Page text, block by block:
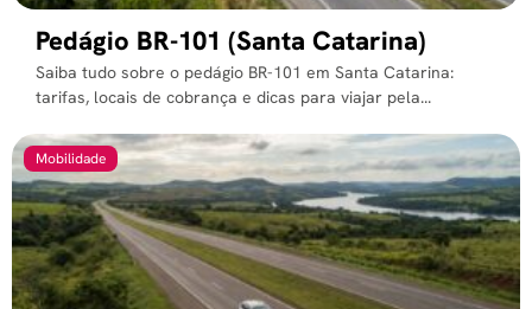
Pedágio BR-101 (Santa Catarina)
Saiba tudo sobre o pedágio BR-101 em Santa Catarina:
tarifas, locais de cobrança e dicas para viajar pela...
Mobilidade